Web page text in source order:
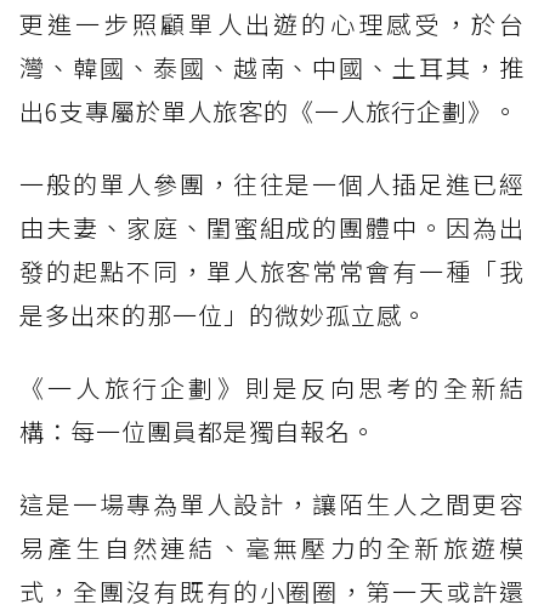
更進一步照顧單人出遊的心理感受，於台
灣、韓國、泰國、越南、中國、土耳其，推
出6支專屬於單人旅客的《一人旅行企劃》。
一般的單人參團，往往是一個人插足進已經
由夫妻、家庭、閨蜜組成的團體中。因為出
發的起點不同，單人旅客常常會有一種「我
是多出來的那一位」的微妙孤立感。
《一人旅行企劃》則是反向思考的全新結
構：每一位團員都是獨自報名。
這是一場專為單人設計，讓陌生人之間更容
易產生自然連結、毫無壓力的全新旅遊模
式，全團沒有既有的小圈圈，第一天或許還